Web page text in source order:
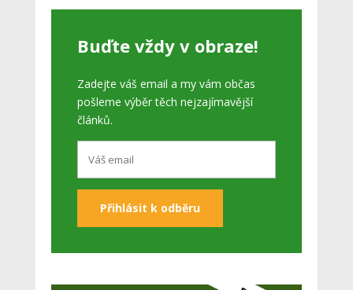
Buďte vždy v obraze!
Zadejte váš email a my vám občas
pošleme výběr těch nejzajímavější
článků.